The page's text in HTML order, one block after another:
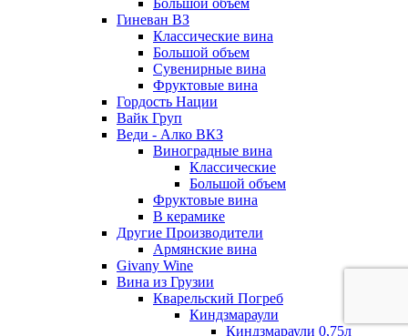
Большой объем
Гиневан ВЗ
Классические вина
Большой объем
Сувенирные вина
Фруктовые вина
Гордость Нации
Вайк Груп
Веди - Алко ВКЗ
Виноградные вина
Классические
Большой объем
Фруктовые вина
В керамике
Другие Производители
Армянские вина
Givany Wine
Вина из Грузии
Кварельский Погреб
Киндзмараули
Киндзмараули 0,75л